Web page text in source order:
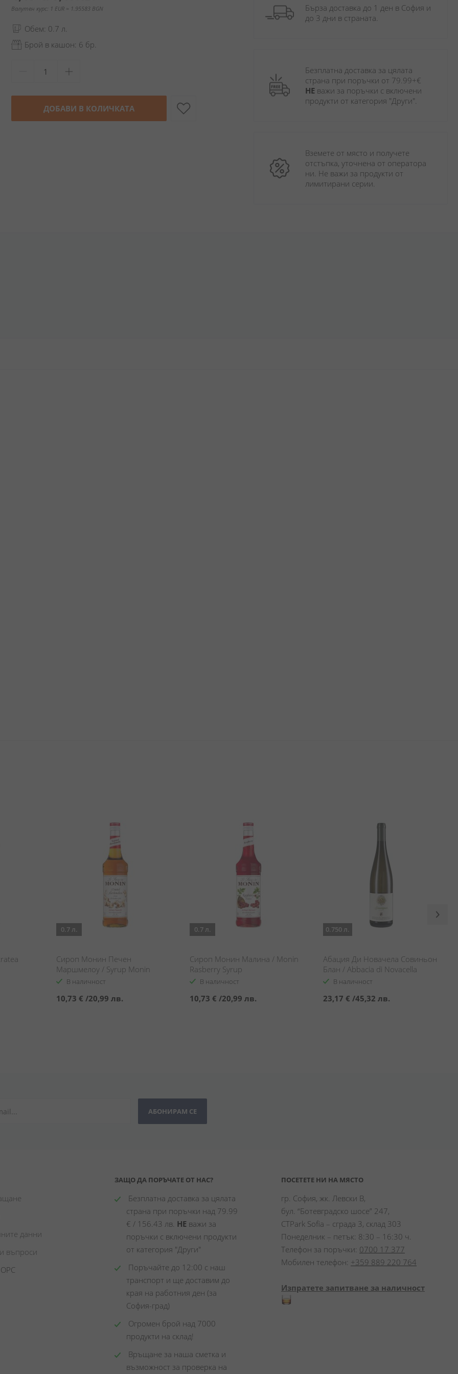
Валутен курс: 1 EUR = 1.95583 BGN
Обем: 0.7 л.
Брой в кашон: 6 бр.
ДОБАВИ В КОЛИЧКАТА
Бърза доставка до 1 ден в София и
до 3 дни в страната.
Безплатна доставка за цялата
НЕ важи за поръчки с включени
продукти от категория "Други".
Вземете от място и получете
отстъпка, уточнена от оператора
ни. Не важи за продукти от
лимитирани серии.
0.7 л.
Сироп Монин Печен
Маршмелоу / Syrup Monin
Toasted Marshmallow
В наличност
10,73 € /20,99 лв.
0.7 л.
Сироп Монин Малина / Monin
Rasberry Syrup
В наличност
10,73 € /20,99 лв.
0.750 л.
Абация Ди Новачела Совиньон
Блан / Abbacia di Novacella
Sauvignon Blanc
В наличност
23,17 € /45,32 лв.
АБОНИРАМ СЕ
данни
въпроси
ЗАЩО ДА ПОРЪЧАТЕ ОТ НАС?
Безплатна доставка за цялата
страна при поръчки над 79.99
€ / 156.43 лв. НЕ важи за
поръчки с включени продукти
от категория "Други"
Поръчайте до 12:00 с наш
транспорт и ще доставим до
края на работния ден (за
София-град)
Огромен брой над 7000
продукти на склад!
Връщане за наша сметка и
възможност за проверка на
ПОСЕТЕТЕ НИ НА МЯСТО
гр. София, жк. Левски В,
бул. “Ботевградско шосе” 247,
CTPark Sofia – сграда 3, склад 303
Понеделник – петък: 8:30 – 16:30 ч.
Телефон за поръчки: 0700 17 377
Мобилен телефон: +359 889 220 764
Изпратете запитване за наличност